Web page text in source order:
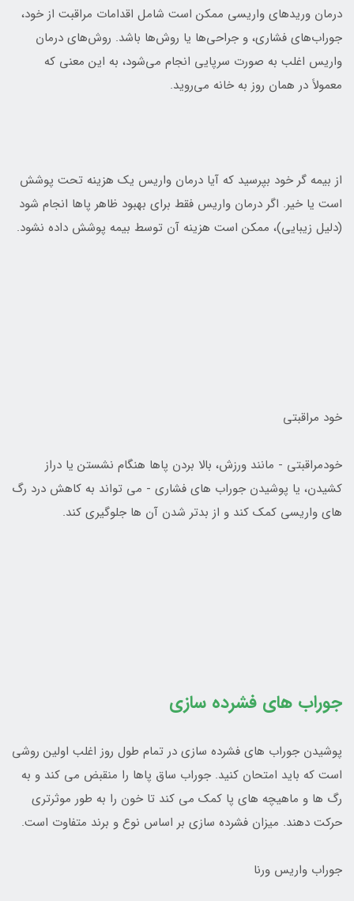
درمان وريدهاي واريسي ممکن است شامل اقدامات مراقبت از خود،
جوراب‌هاي فشاري، و جراحي‌ها يا روش‌ها باشد. روش‌هاي درمان
واريس اغلب به صورت سرپايي انجام مي‌شود، به اين معني که
معمولاً در همان روز به خانه مي‌رويد.
از بيمه گر خود بپرسيد که آيا درمان واريس يک هزينه تحت پوشش
است يا خير. اگر درمان واريس فقط براي بهبود ظاهر پاها انجام شود
(دليل زيبايي)، ممکن است هزينه آن توسط بيمه پوشش داده نشود.
خود مراقبتي
خودمراقبتي - مانند ورزش، بالا بردن پاها هنگام نشستن يا دراز
کشيدن، يا پوشيدن جوراب هاي فشاري - مي تواند به کاهش درد رگ
هاي واريسي کمک کند و از بدتر شدن آن ها جلوگيري کند.
جوراب های فشرده سازی
پوشيدن جوراب هاي فشرده سازی در تمام طول روز اغلب اولين روشي
است که بايد امتحان کنيد. جوراب ساق پاها را منقبض مي کند و به
رگ ها و ماهيچه هاي پا کمک مي کند تا خون را به طور موثرتري
حرکت دهند. ميزان فشرده سازي بر اساس نوع و برند متفاوت است.
جوراب واریس ورنا